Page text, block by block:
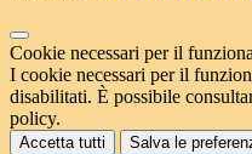
Cookie necessari per il
I cookie necessari per il
disabilitati. È possibile
policy.
Accetta tutti Salva le